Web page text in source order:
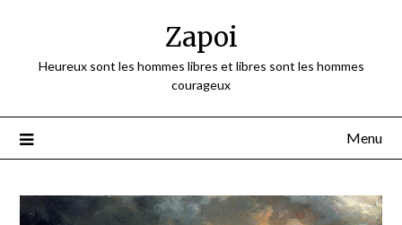
Zapoi
Heureux sont les hommes libres et libres sont les hommes
courageux
Menu